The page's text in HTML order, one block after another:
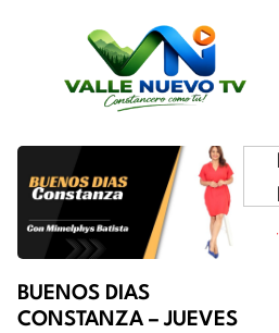
BUENOS DIAS
CONSTANZA – JUEVES